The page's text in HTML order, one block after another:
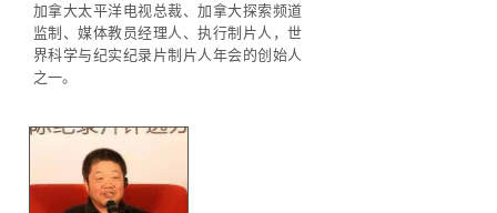
加拿大太平洋电视总裁、加拿大探索频道
监制、媒体教员经理人、执行制片人，世
界科学与纪实纪录片制片人年会的创始人
之一。